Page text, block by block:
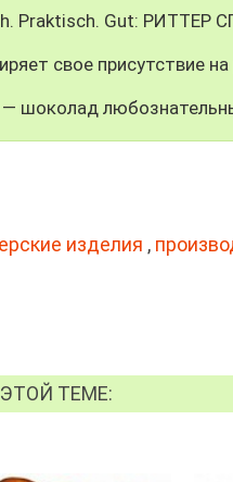
Praktisch. Gut: РИТТЕР
свое присутствие
шоколад
изделия ,
ТЕМЕ: